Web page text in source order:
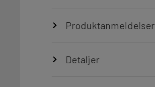
Produktanmeldelser
Detaljer